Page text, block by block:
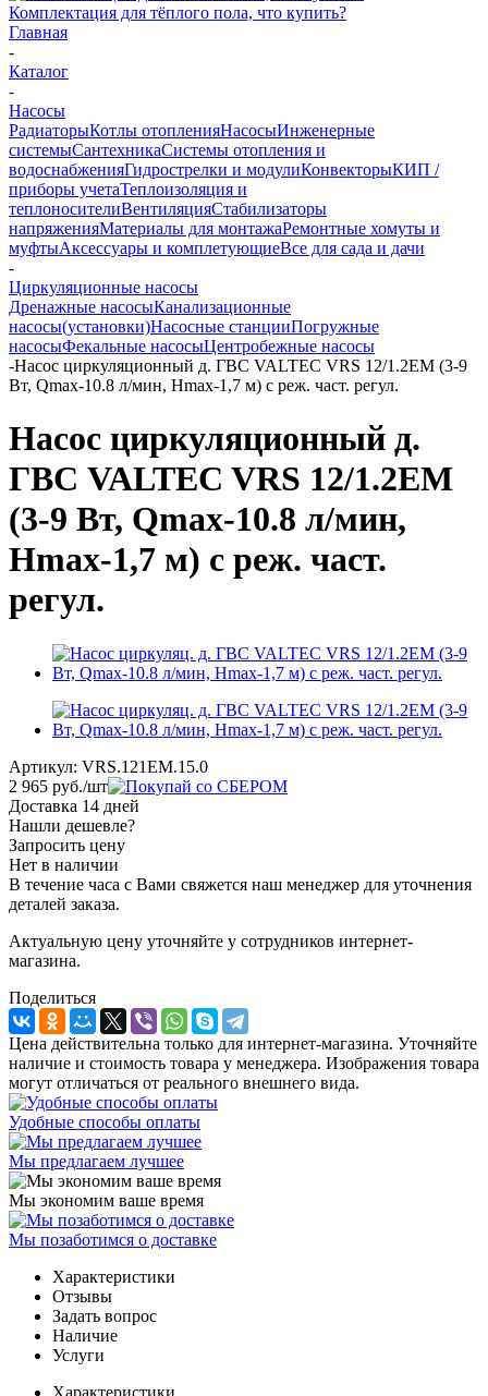
Комплектация для тёплого пола, что купить?
Главная
-
Каталог
-
Насосы
РадиаторыКотлы отопленияНасосыИнженерные
системыСантехникаСистемы отопления и
водоснабженияГидрострелки и модулиКонвекторыКИП /
приборы учетаТеплоизоляция и
теплоносителиВентиляцияСтабилизаторы
напряженияМатериалы для монтажаРемонтные хомуты и
муфтыАксессуары и комплетующиеВсе для сада и дачи
-
Циркуляционные насосы
Дренажные насосыКанализационные
насосы(установки)Насосные станцииПогружные
насосыФекальные насосыЦентробежные насосы
-Насос циркуляционный д. ГВС VALTEC VRS 12/1.2EM (3-9
Вт, Qmax-10.8 л/мин, Hmax-1,7 м) с реж. част. регул.
Насос циркуляционный д.
ГВС VALTEC VRS 12/1.2EM
(3-9 Вт, Qmax-10.8 л/мин,
Hmax-1,7 м) с реж. част.
регул.
Артикул: VRS.121EM.15.0
2 965 руб./шт
Доставка 14 дней
Нашли дешевле?
Запросить цену
Нет в наличии
В течение часа с Вами свяжется наш менеджер для уточнения
деталей заказа.
Актуальную цену уточняйте у сотрудников интернет-
магазина.
Поделиться
Цена действительна только для интернет-магазина. Уточняйте
наличие и стоимость товара у менеджера. Изображения товара
могут отличаться от реального внешнего вида.
Удобные способы оплаты
Мы предлагаем лучшее
Мы экономим ваше время
Мы позаботимся о доставке
Характеристики
Отзывы
Задать вопрос
Наличие
Услуги
Характеристики